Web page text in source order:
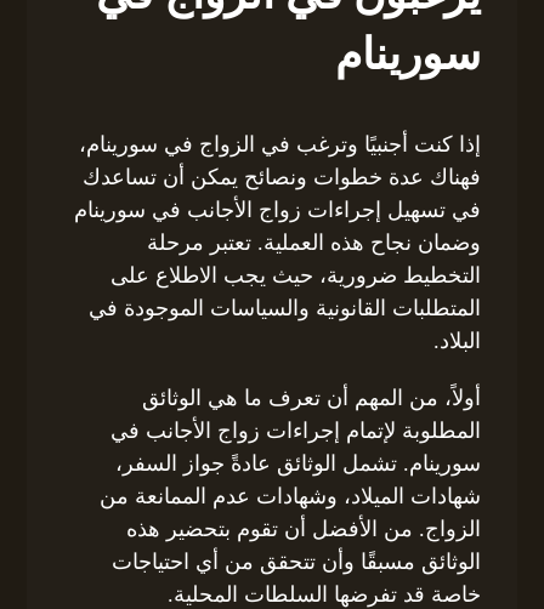
سورينام
إذا كنت أجنبيًا وترغب في الزواج في سورينام،
فهناك عدة خطوات ونصائح يمكن أن تساعدك
في تسهيل إجراءات زواج الأجانب في سورينام
وضمان نجاح هذه العملية. تعتبر مرحلة
التخطيط ضرورية، حيث يجب الاطلاع على
المتطلبات القانونية والسياسات الموجودة في
البلاد.
أولاً، من المهم أن تعرف ما هي الوثائق
المطلوبة لإتمام إجراءات زواج الأجانب في
سورينام. تشمل الوثائق عادةً جواز السفر،
شهادات الميلاد، وشهادات عدم الممانعة من
الزواج. من الأفضل أن تقوم بتحضير هذه
الوثائق مسبقًا وأن تتحقق من أي احتياجات
خاصة قد تفرضها السلطات المحلية.